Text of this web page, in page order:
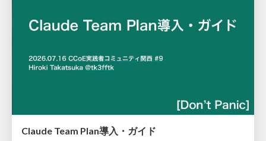
Claude Team Plan導入・ガイド